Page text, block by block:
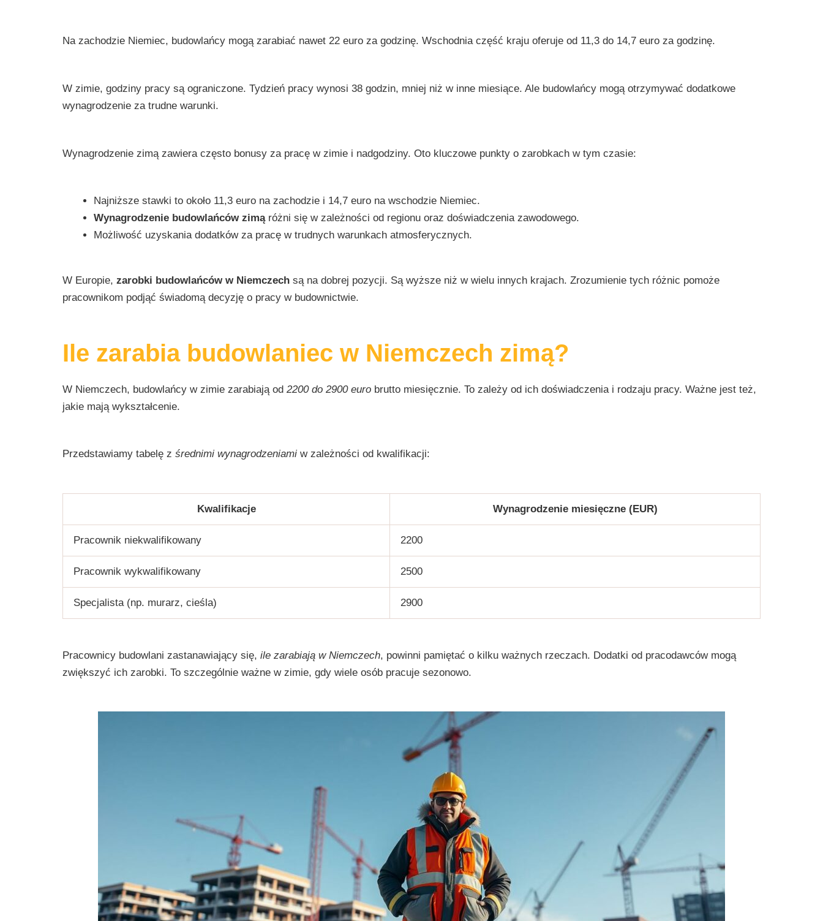
Na zachodzie Niemiec, budowlańcy mogą zarabiać nawet 22 euro za godzinę. Wschodnia część kraju oferuje od 11,3 do 14,7 euro za godzinę.
W zimie, godziny pracy są ograniczone. Tydzień pracy wynosi 38 godzin, mniej niż w inne miesiące. Ale budowlańcy mogą otrzymywać dodatkowe
wynagrodzenie za trudne warunki.
Wynagrodzenie zimą zawiera często bonusy za pracę w zimie i nadgodziny. Oto kluczowe punkty o zarobkach w tym czasie:
Najniższe stawki to około 11,3 euro na zachodzie i 14,7 euro na wschodzie Niemiec.
Wynagrodzenie budowlańców zimąróżni się w zależności od regionu oraz doświadczenia zawodowego.
Możliwość uzyskania dodatków za pracę w trudnych warunkach atmosferycznych.
W Europie, zarobki budowlańców w Niemczech są na dobrej pozycji. Są wyższe niż w wielu innych krajach. Zrozumienie tych różnic pomoże
pracownikom podjąć świadomą decyzję o pracy w budownictwie.
Ile zarabia budowlaniec w Niemczech zimą?
W Niemczech, budowlańcy w zimie zarabiają od 2200 do 2900 euro brutto miesięcznie. To zależy od ich doświadczenia i rodzaju pracy. Ważne jest też,
jakie mają wykształcenie.
Przedstawiamy tabelę z średnimi wynagrodzeniami w zależności od kwalifikacji:
Kwalifikacje Wynagrodzenie miesięczne (EUR)
Pracownik niekwalifikowany 2200
Pracownik wykwalifikowany 2500
Specjalista (np. murarz, cieśla) 2900
Pracownicy budowlani zastanawiający się, ile zarabiają w Niemczech, powinni pamiętać o kilku ważnych rzeczach. Dodatki od pracodawców mogą
zwiększyć ich zarobki. To szczególnie ważne w zimie, gdy wiele osób pracuje sezonowo.